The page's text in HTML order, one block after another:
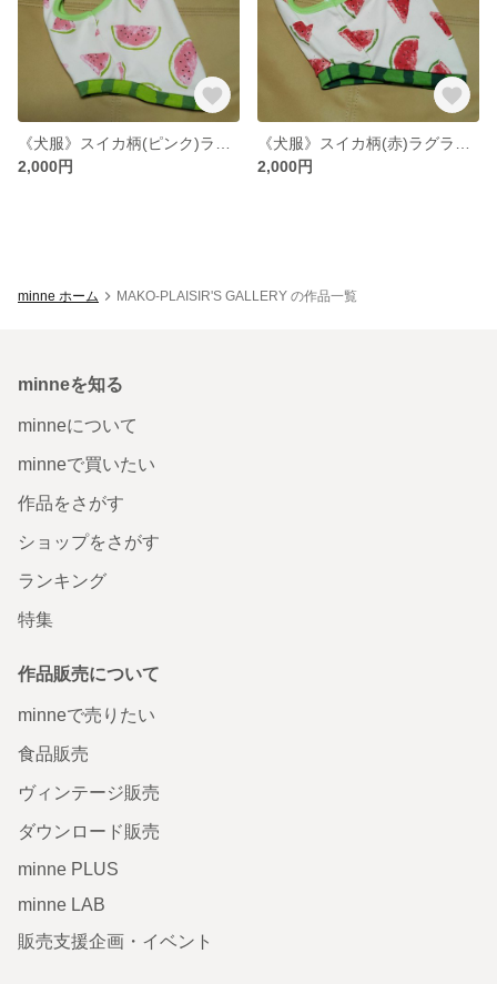
2,000円
2,000円
minne ホーム MAKO-PLAISIR'S GALLERY の作品一覧
minneを知る
minneについて
minneで買いたい
作品をさがす
ショップをさがす
ランキング
特集
作品販売について
minneで売りたい
食品販売
ヴィンテージ販売
ダウンロード販売
minne PLUS
minne LAB
販売支援企画・イベント